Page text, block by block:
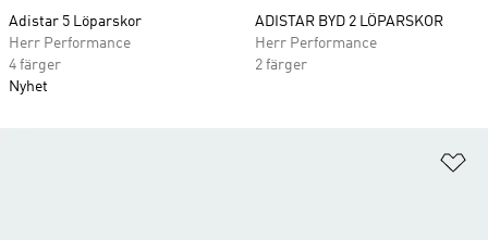
Adistar 5 Löparskor
Herr Performance
4 färger
Nyhet
ADISTAR BYD 2 LÖPARSKOR
Herr Performance
2 färger